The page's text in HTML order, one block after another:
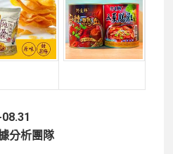
分析團隊